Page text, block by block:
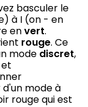
basculer le
à I (on - en
envert.
rouge. Ce
mode discret,
d'un mode à
rouge qui est